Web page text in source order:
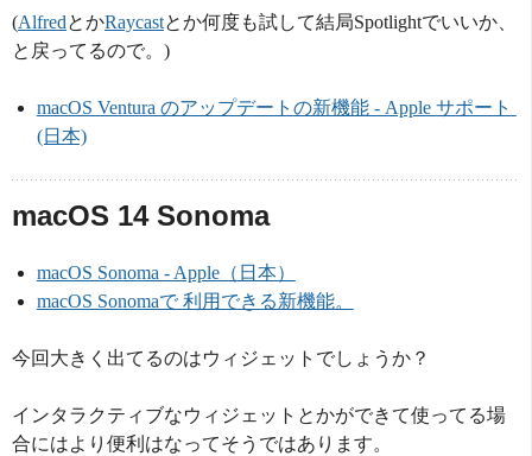
(AlfredとかRaycastとか何度も試して結局Spotlightでいいか、
と戻ってるので。)
macOS Ventura のアップデートの新機能 - Apple サポート
(日本)
macOS 14 Sonoma
macOS Sonoma - Apple（日本）
macOS Sonomaで 利用できる新機能。
今回大きく出てるのはウィジェットでしょうか？
インタラクティブなウィジェットとかができて使ってる場
合にはより便利はなってそうではあります。